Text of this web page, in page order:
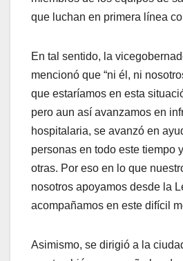
que luchan en primera línea
En tal sentido, la
mencionó que “ni él, ni
que estaríamos en esta
pero aun así avanzamos en
hospitalaria, se avanzó en
personas en todo este tiempo
otras. Por eso en lo que
nosotros apoyamos desde la
acompañamos en este difícil
Asimismo, se dirigió a la